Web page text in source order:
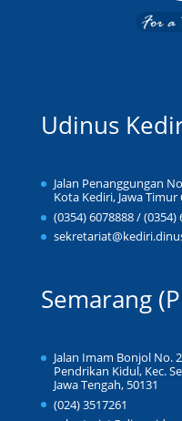
Udinus
Jalan Penanggungan
Kota Kediri, Jawa Timur
(0354) 6078888 / (0354)
Semarang
Jalan Imam Bonjol No.
Pendrikan Kidul, Kec.
Jawa Tengah, 50131
(024) 3517261